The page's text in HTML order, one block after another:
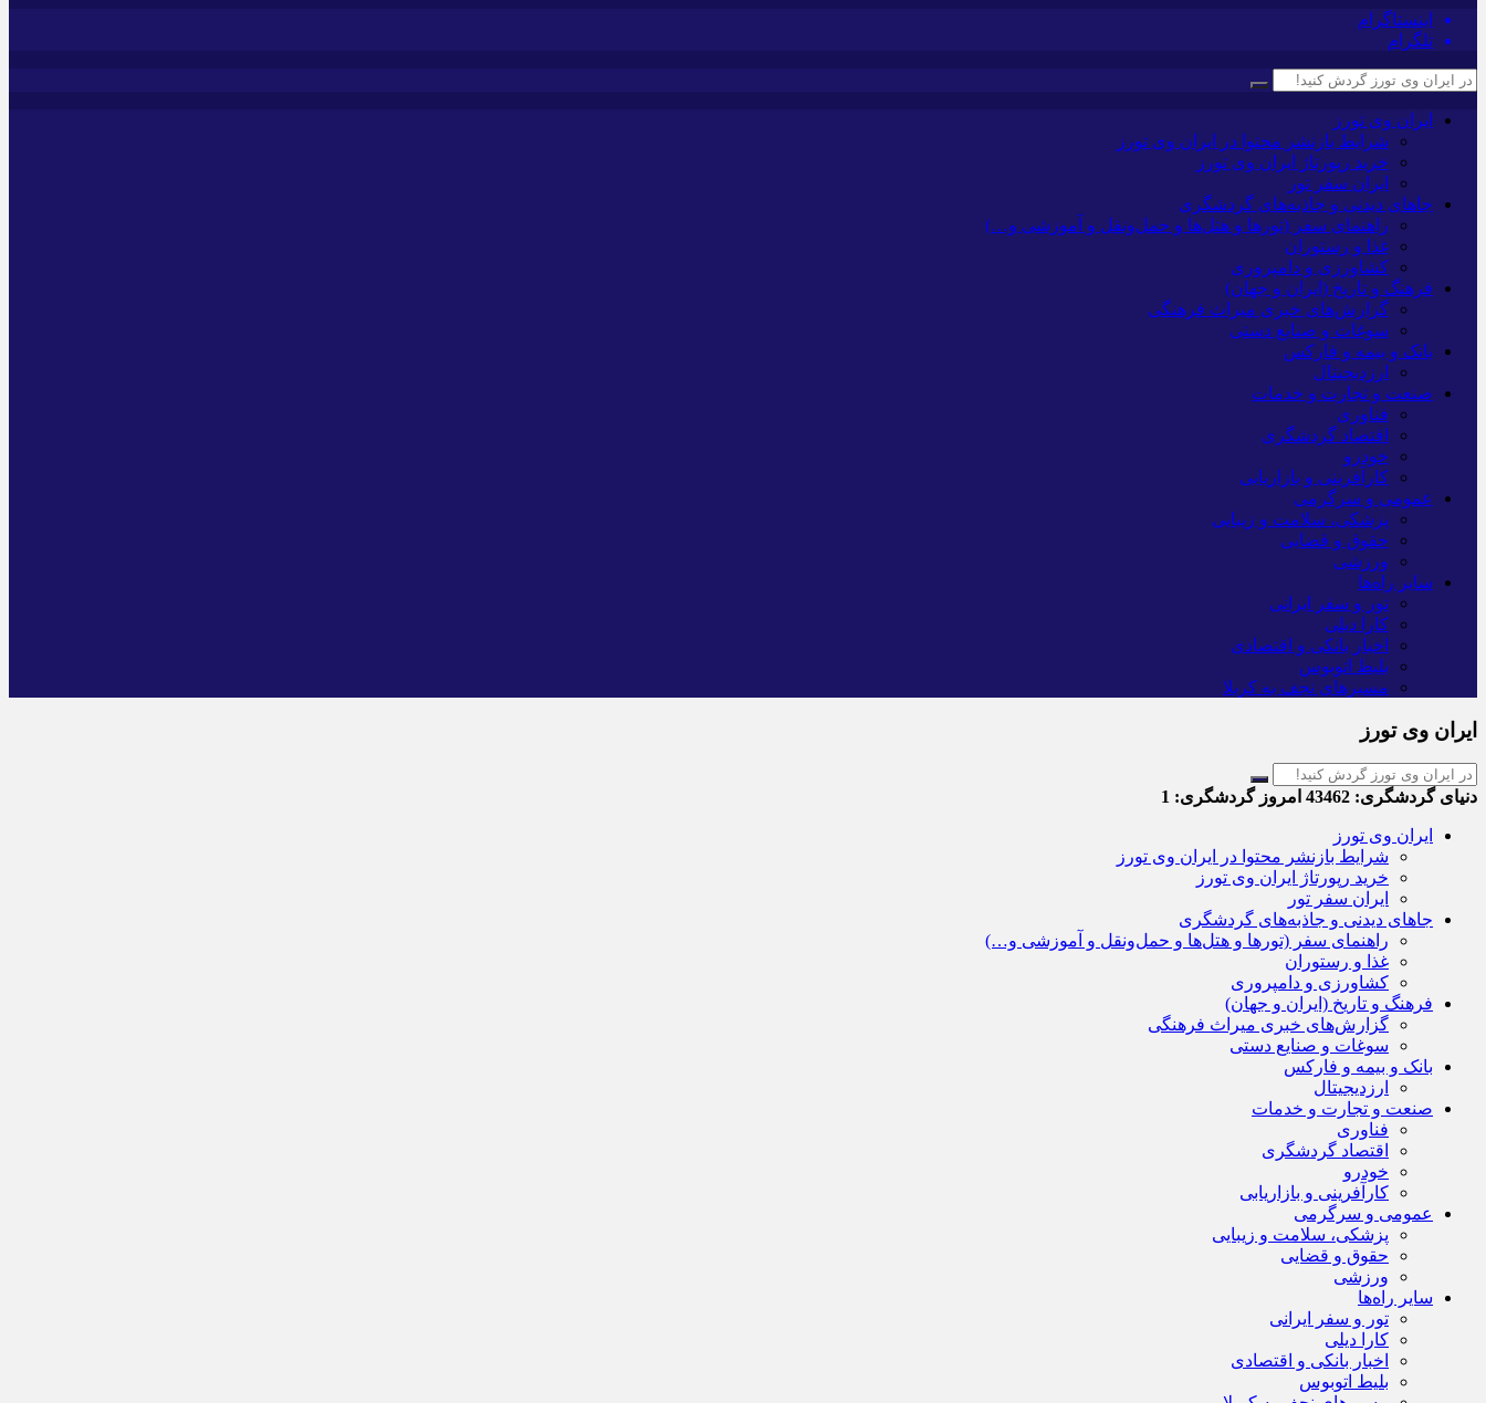
اینستاگرام
تلگرام
ایران وی تورز
شرایط بازنشر محتوا در ایران وی تورز
خرید رپورتاژ ایران وی تورز
ایران سفر تور
جاهای دیدنی و جاذبه‌های گردشگری
راهنمای سفر (تورها و هتل‌ها و حمل‌و‌نقل و آموزشی و…)
غذا و رستوران
کشاورزی و دامپروری
فرهنگ و تاریخ (ایران و جهان)
گزارش‌های خبری میراث فرهنگی
سوغات و صنایع دستی
بانک و بیمه و فارکس
ارزدیجیتال
صنعت و تجارت و خدمات
فناوری
اقتصاد گردشگری
خودرو
کارآفرینی و بازاریابی
عمومی و سرگرمی
پزشکی، سلامت و زیبایی
حقوق و قضایی
ورزشی
سایر راه‌ها
تور و سفر ایرانی
کارا دیلی
اخبار بانکی و اقتصادی
بلیط اتوبوس
مسیرهای نجف به کربلا
ایران وی تورز
دنیای گردشگری: امروز گردشگری:
ایران وی تورز
شرایط بازنشر محتوا در ایران وی تورز
خرید رپورتاژ ایران وی تورز
ایران سفر تور
جاهای دیدنی و جاذبه‌های گردشگری
راهنمای سفر (تورها و هتل‌ها و حمل‌و‌نقل و آموزشی و…)
غذا و رستوران
کشاورزی و دامپروری
فرهنگ و تاریخ (ایران و جهان)
گزارش‌های خبری میراث فرهنگی
سوغات و صنایع دستی
بانک و بیمه و فارکس
ارزدیجیتال
صنعت و تجارت و خدمات
فناوری
اقتصاد گردشگری
خودرو
کارآفرینی و بازاریابی
عمومی و سرگرمی
پزشکی، سلامت و زیبایی
حقوق و قضایی
ورزشی
سایر راه‌ها
تور و سفر ایرانی
کارا دیلی
اخبار بانکی و اقتصادی
بلیط اتوبوس